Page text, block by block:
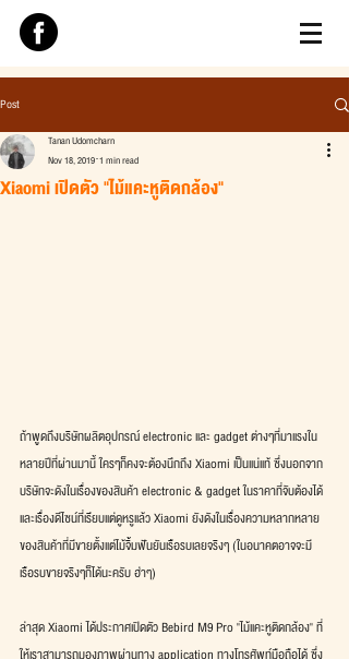
Post
Xiaomi เปิดตัว "ไม้แคะหูติดกล้อง"
Tanan Udomcharn
Nov 18, 2019 1 min read
ถ้าพูดถึงบริษัทผลิตอุปกรณ์ electronic และ gadget ต่างๆที่มาแรงใน
หลายปีที่ผ่านมานี้ ใครๆก็คงจะต้องนึกถึง Xiaomi เป็นแน่แท้ ซึ่งนอกจาก
บริษัทจะดังในเรื่องของสินค้า electronic & gadget ในราคาที่จับต้องได้
และเรื่องดีไซน์ที่เรียบแต่ดูหรูแล้ว Xiaomi ยังดังในเรื่องความหลากหลาย
ของสินค้าที่มีขายตั้งแต่ไม้จิ้มฟันยันเรือรบเลยจริงๆ (ในอนาคตอาจจะมี
เรือรบขายจริงๆก็ได้นะครับ ฮ่าๆ)
ล่าสุด Xiaomi ได้ประกาศเปิดตัว Bebird M9 Pro "ไม้แคะหูติดกล้อง" ที่
ให้เราสามารถมองภาพผ่านทาง application ทางโทรศัพท์มือถือได้ ซึ่ง